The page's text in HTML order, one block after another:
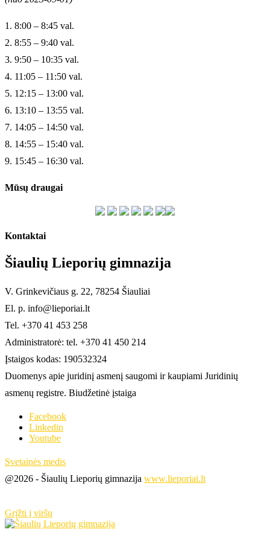
1. 8:00 – 8:45 val.
2. 8:55 – 9:40 val.
3. 9:50 – 10:35 val.
4. 11:05 – 11:50 val.
5. 12:15 – 13:00 val.
6. 13:10 – 13:55 val.
7. 14:05 – 14:50 val.
8. 14:55 – 15:40 val.
9. 15:45 – 16:30 val.
Mūsų draugai
Kontaktai
Šiaulių Lieporių gimnazija
V. Grinkevičiaus g. 22, 78254 Šiauliai
El. p. info@lieporiai.lt
Tel. +370 41 453 258
Administratorė: tel. +370 41 450 214
Įstaigos kodas: 190532324
Duomenys apie juridinį asmenį saugomi ir kaupiami Juridinių
asmenų registre. Biudžetinė įstaiga
Facebook
Linkedin
Youtube
Svetainės medis
@2026 - Šiaulių Lieporių gimnazija www.lieporiai.lt
Grįžti į viršų